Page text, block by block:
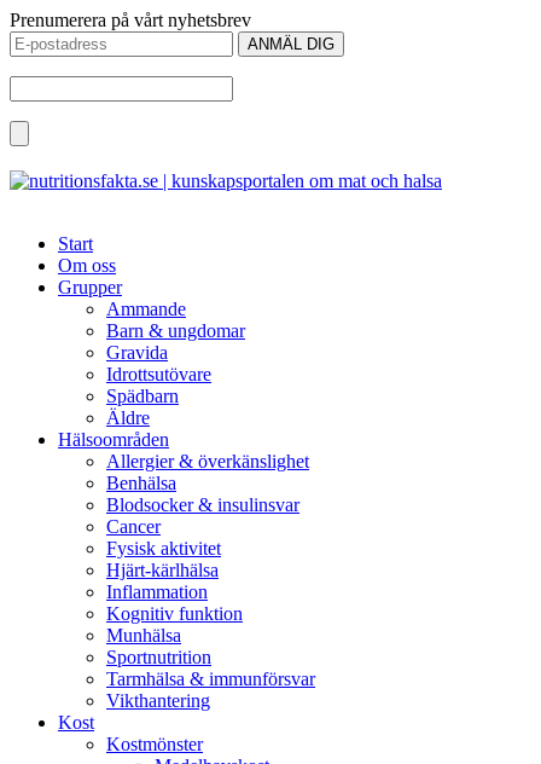
Prenumerera på vårt nyhetsbrev
Start
Om oss
Grupper
Ammande
Barn & ungdomar
Gravida
Idrottsutövare
Spädbarn
Äldre
Hälsoområden
Allergier & överkänslighet
Benhälsa
Blodsocker & insulinsvar
Cancer
Fysisk aktivitet
Hjärt-kärlhälsa
Inflammation
Kognitiv funktion
Munhälsa
Sportnutrition
Tarmhälsa & immunförsvar
Vikthantering
Kost
Kostmönster